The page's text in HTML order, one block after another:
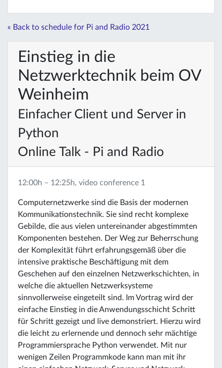
« Back to schedule for Pi and Radio 2021
Einstieg in die
Netzwerktechnik beim OV
Weinheim
Einfacher Client und Server in
Python
Online Talk - Pi and Radio
12:00h – 12:25h, video conference 1
Computernetzwerke sind die Basis der modernen
Kommunikationstechnik. Sie sind recht komplexe
Gebilde, die aus vielen untereinander abgestimmten
Komponenten bestehen. Der Weg zur Beherrschung
der Komplexität führt erfahrungsgemäß über die
intensive praktische Beschäftigung mit dem
Geschehen auf den einzelnen Netzwerkschichten, in
welche die aktuellen Netzwerksysteme
sinnvollerweise eingeteilt sind. Im Vortrag wird der
einfache Einstieg in die Anwendungsschicht Schritt
für Schritt gezeigt und live demonstriert. Hierzu wird
die leicht zu erlernende und dennoch sehr mächtige
Programmiersprache Python verwendet. Mit nur
wenigen Zeilen Programmkode kann man mit ihr